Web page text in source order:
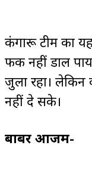
कंगारू टीम का
फर्क नहीं डाल
जुला रहा।
नहीं दे सके।
बाबर आजम-